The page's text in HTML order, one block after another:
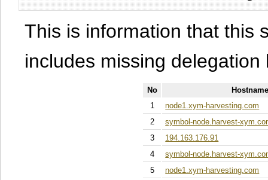
This is information that this
includes missing
No
1
node1.xym-harvesting.com
2
symbol-node.harvest-
3
194.163.176.91
4
symbol-node.harvest-
5
node1.xym-harvesting.com